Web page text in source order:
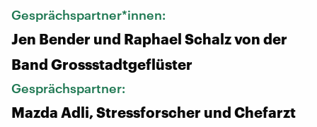
Gesprächspartner*innen:
Jen Bender und Raphael Schalz von der
Band Grossstadtgeflüster
Gesprächspartner:
Mazda Adli, Stressforscher und Chefarzt